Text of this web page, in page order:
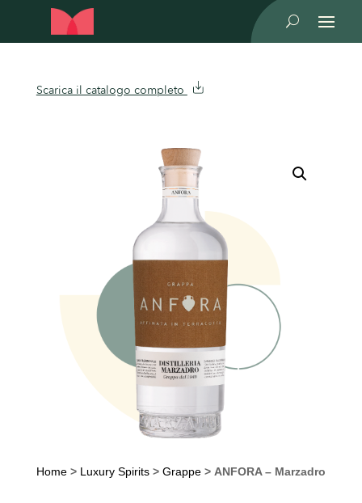
U
Scarica il catalogo completo
Home> Luxury Spirits> Grappe> ANFORA – Marzadro